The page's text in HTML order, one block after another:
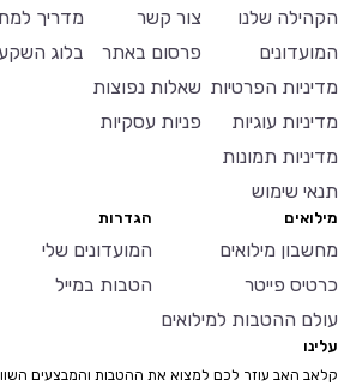
הקהילה שלנו
המועדונים
מדיניות הפרטיות
מדיניות עוגיות
מדיניות תמונות
תנאי שימוש
צור קשר
פרסום באתר
שאלות נפוצות
פניות עסקיות
מדריך
בלוג
מילואים
מחשבון מילואים
כרטיס פייטר
עולם ההטבות למילואים
הגדרות
המועדונים שלי
הטבות במייל
עלינו
קלאב האב עוזר לכם למצוא את ההטבות והמבצעים